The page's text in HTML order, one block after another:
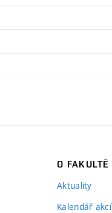
O FAKULTĚ
Aktuality
Kalendář akcí